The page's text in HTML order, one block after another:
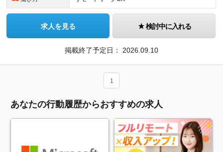
求人を見る 検討中に入れる
掲載終了予定日： 2026.09.10
1
あなたの行動履歴からおすすめの求人